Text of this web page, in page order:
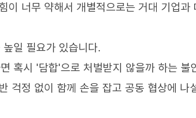
이 너무 약해서 개별적으로는 거대 기업과
일 필요가 있습니다.
혹시 '담합'으로 처벌받지 않을까 하는 불
걱정 없이 함께 손을 잡고 공동 협상에 나